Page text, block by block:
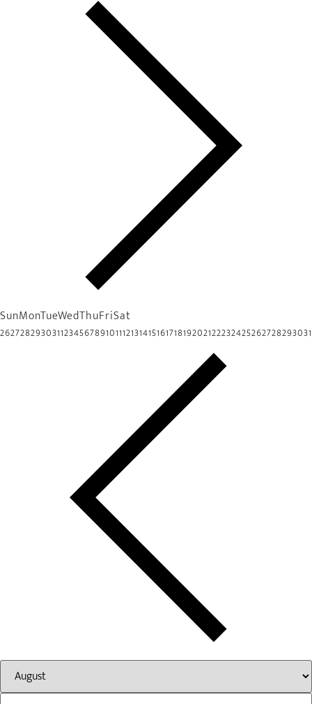
SunMonTueWedThuFriSat
26272829303112345678910111213141516171819202122232425262728293031